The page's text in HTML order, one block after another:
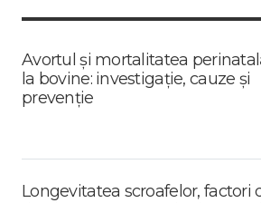
Avortul și mortalitatea
la bovine: investigație, cauze și
prevenție
Longevitatea scroafelor, factori